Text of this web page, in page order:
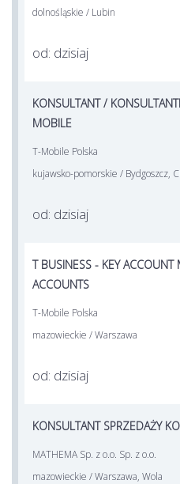
dolnośląskie / Lubin
od: dzisiaj
KONSULTANT /
MOBILE
T-Mobile Polska
kujawsko-pomorskie / Bydgoszcz,
od: dzisiaj
T BUSINESS - KEY ACCOUNT
ACCOUNTS
T-Mobile Polska
mazowieckie / Warszawa
od: dzisiaj
KONSULTANT SPRZEDAŻY
MATHEMA Sp. z o.o. Sp. z o.o.
mazowieckie / Warszawa, Wola